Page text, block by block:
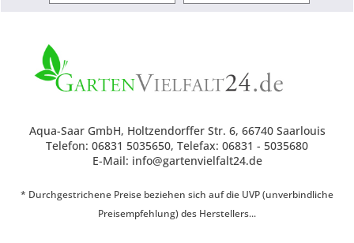
Aqua-Saar GmbH, Holtzendorffer Str. 6, 66740 Saarlouis
Telefon: 06831 5035650, Telefax: 06831 - 5035680
E-Mail: info@gartenvielfalt24.de
* Durchgestrichene Preise beziehen sich auf die UVP (unverbindliche
Preisempfehlung) des Herstellers...